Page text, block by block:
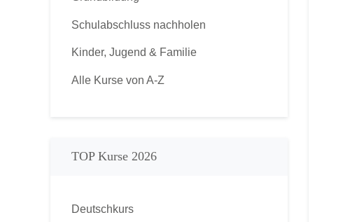
Schulabschluss nachholen
Kinder, Jugend & Familie
Alle Kurse von A-Z
TOP Kurse 2026
Deutschkurs